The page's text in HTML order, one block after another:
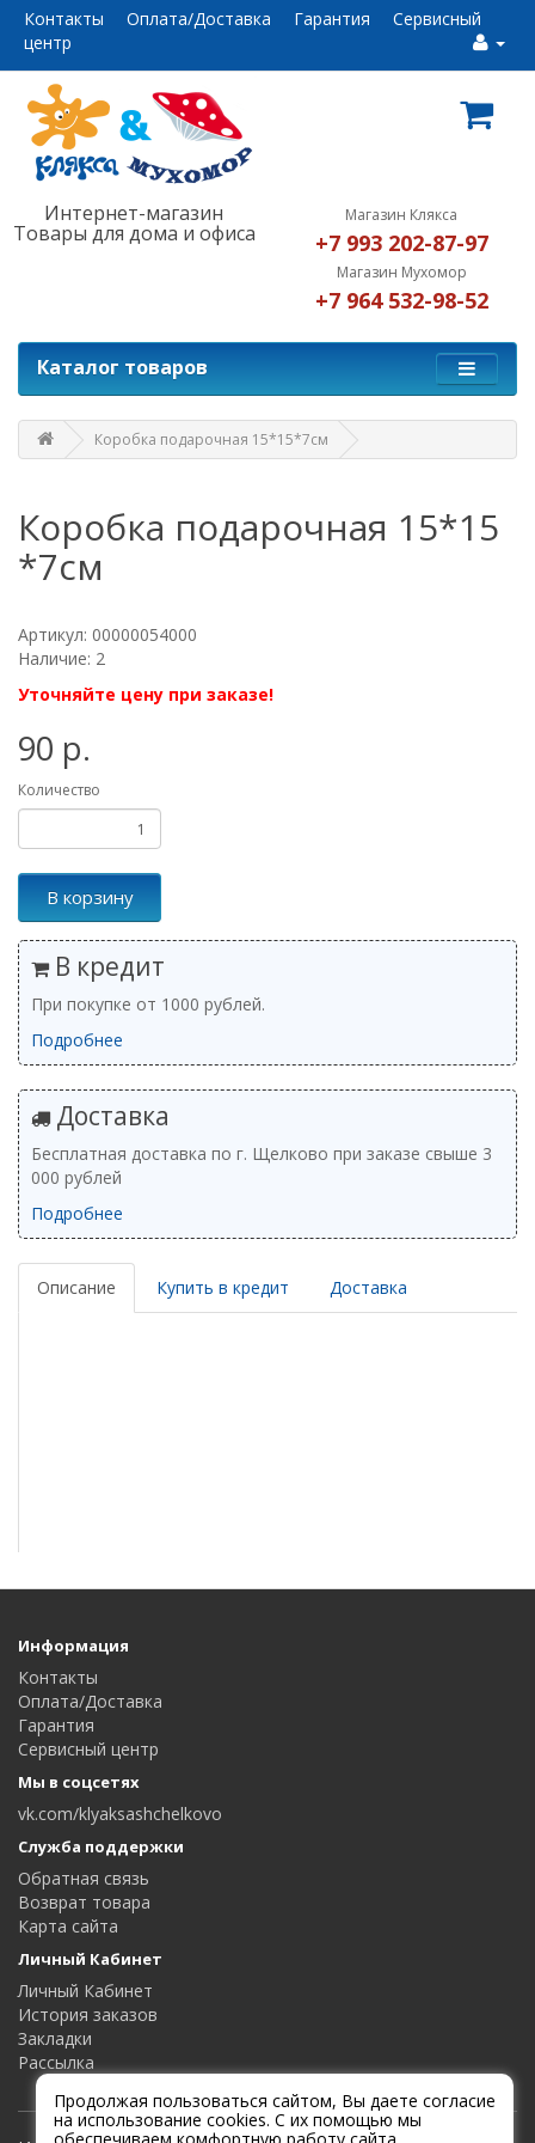
Контакты Оплата/Доставка Гарантия
Сервисный
центр
Интернет-магазин
Товары для дома и офиса
Магазин Клякса
+7 993 202-87-97
Магазин Мухомор
+7 964 532-98-52
Каталог товаров
Коробка подарочная 15*15*7см
Коробка подарочная 15*15
*7см
Артикул: 00000054000
Наличие: 2
Уточняйте цену при заказе!
90 р.
Количество
В корзину
В кредит
При покупке от 1000 рублей.
Подробнее
Доставка
Бесплатная доставка по г. Щелково при заказе свыше 3
000 рублей
Подробнее
Описание Купить в кредит Доставка
Информация
Контакты
Оплата/Доставка
Гарантия
Сервисный центр
Мы в соцсетях
vk.com/klyaksashchelkovo
Служба поддержки
Обратная связь
Возврат товара
Карта сайта
Личный Кабинет
Личный Кабинет
История заказов
Закладки
Рассылка
Продолжая пользоваться сайтом, Вы даете согласие
на использование cookies. С их помощью мы